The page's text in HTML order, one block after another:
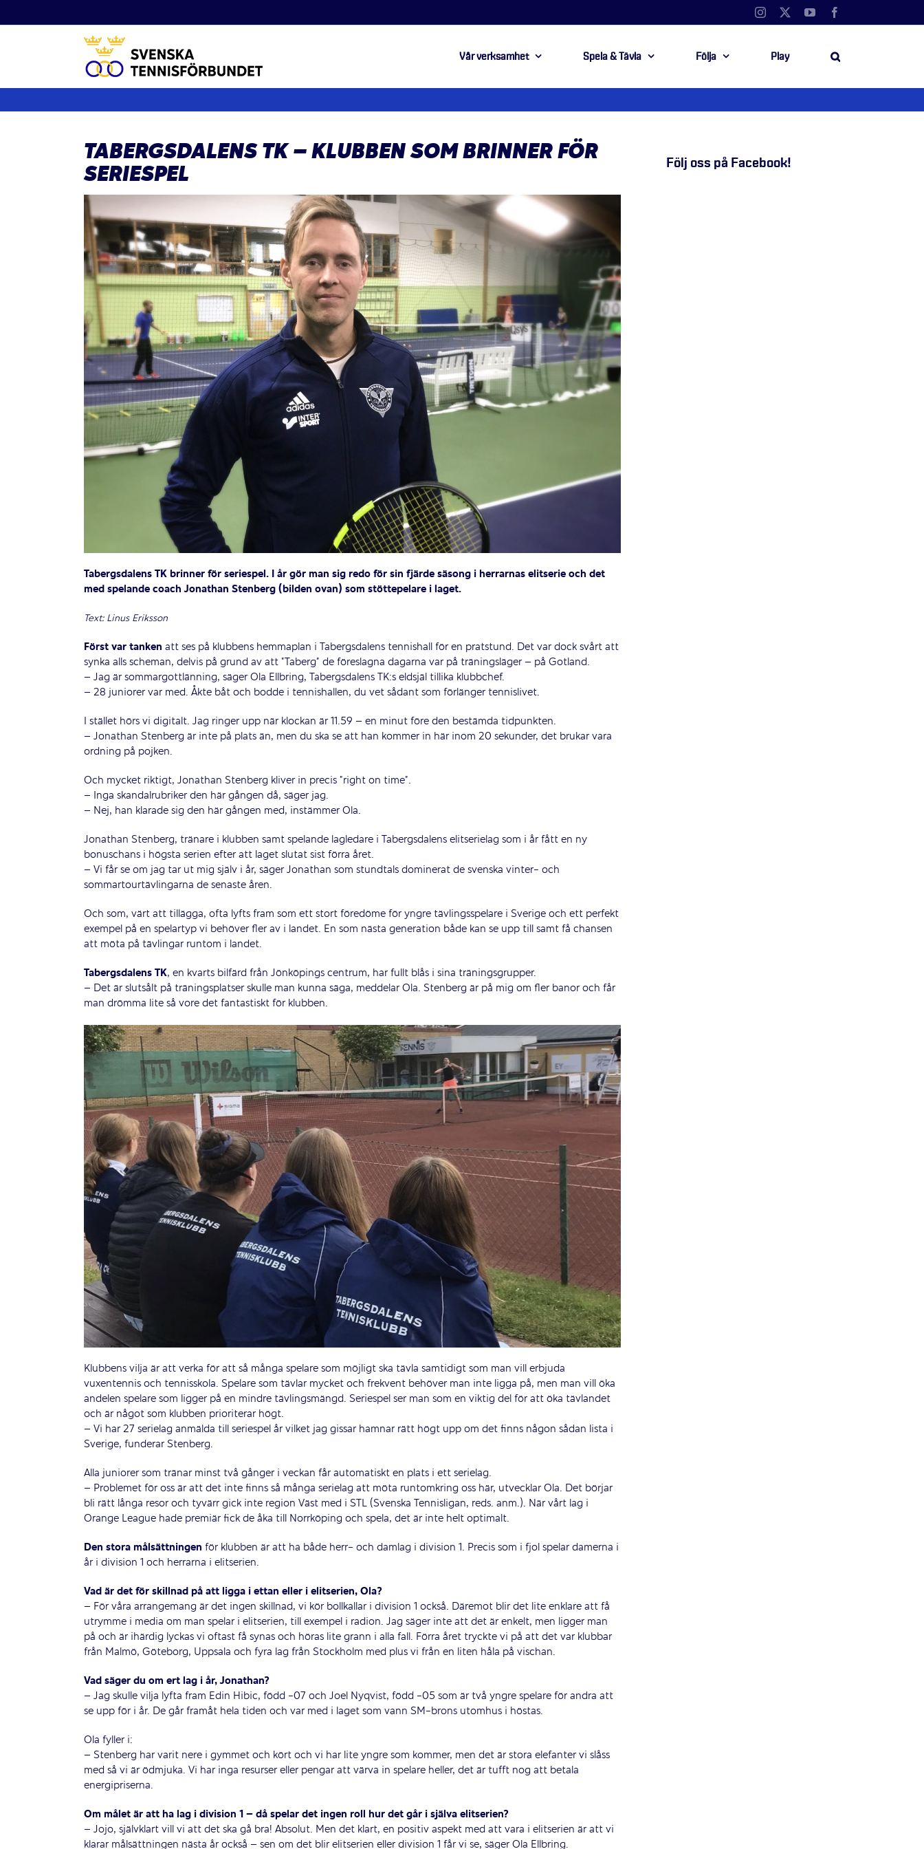
till
Instagram YouTube
Vår verksamhet Spela & Tävla Följa Play
TABERGSDALENS TK – KLUBBEN SOM BRINNER FÖR
SERIESPEL
Tabergsdalens TK brinner för seriespel. I år gör man sig redo för sin fjärde säsong i herrarnas elitserie och det
med spelande coach Jonathan Stenberg (bilden ovan) som stöttepelare i laget.
Text: Linus Eriksson
Först var tanken att ses på klubbens hemmaplan i Tabergsdalens tennishall för en pratstund. Det var dock svårt att
synka alls scheman, delvis på grund av att ”Taberg” de föreslagna dagarna var på träningsläger – på Gotland.
– Jag är sommargottlänning, säger Ola Ellbring, Tabergsdalens TK:s eldsjäl tillika klubbchef.
– 28 juniorer var med. Åkte båt och bodde i tennishallen, du vet sådant som förlänger tennislivet.
I stället hörs vi digitalt. Jag ringer upp när klockan är 11.59 – en minut före den bestämda tidpunkten.
– Jonathan Stenberg är inte på plats än, men du ska se att han kommer in här inom 20 sekunder, det brukar vara
ordning på pojken.
Och mycket riktigt, Jonathan Stenberg kliver in precis ”right on time”.
– Inga skandalrubriker den här gången då, säger jag.
– Nej, han klarade sig den här gången med, instämmer Ola.
Jonathan Stenberg, tränare i klubben samt spelande lagledare i Tabergsdalens elitserielag som i år fått en ny
bonuschans i högsta serien efter att laget slutat sist förra året.
– Vi får se om jag tar ut mig själv i år, säger Jonathan som stundtals dominerat de svenska vinter- och
sommartourtävlingarna de senaste åren.
Och som, värt att tillägga, ofta lyfts fram som ett stort föredöme för yngre tävlingsspelare i Sverige och ett perfekt
exempel på en spelartyp vi behöver fler av i landet. En som nästa generation både kan se upp till samt få chansen
att möta på tävlingar runtom i landet.
Tabergsdalens TK, en kvarts bilfärd från Jönköpings centrum, har fullt blås i sina träningsgrupper.
– Det är slutsålt på träningsplatser skulle man kunna säga, meddelar Ola. Stenberg är på mig om fler banor och får
man drömma lite så vore det fantastiskt för klubben.
Klubbens vilja är att verka för att så många spelare som möjligt ska tävla samtidigt som man vill erbjuda
vuxentennis och tennisskola. Spelare som tävlar mycket och frekvent behöver man inte ligga på, men man vill öka
andelen spelare som ligger på en mindre tävlingsmängd. Seriespel ser man som en viktig del för att öka tävlandet
och är något som klubben prioriterar högt.
– Vi har 27 serielag anmälda till seriespel år vilket jag gissar hamnar rätt högt upp om det finns någon sådan lista i
Sverige, funderar Stenberg.
Alla juniorer som tränar minst två gånger i veckan får automatiskt en plats i ett serielag.
– Problemet för oss är att det inte finns så många serielag att möta runtomkring oss här, utvecklar Ola. Det börjar
bli rätt långa resor och tyvärr gick inte region Väst med i STL (Svenska Tennisligan, reds. anm.). När vårt lag i
Orange League hade premiär fick de åka till Norrköping och spela, det är inte helt optimalt.
Den stora målsättningen för klubben är att ha både herr- och damlag i division 1. Precis som i fjol spelar damerna i
år i division 1 och herrarna i elitserien.
Vad är det för skillnad på att ligga i ettan eller i elitserien, Ola?
– För våra arrangemang är det ingen skillnad, vi kör bollkallar i division 1 också. Däremot blir det lite enklare att få
utrymme i media om man spelar i elitserien, till exempel i radion. Jag säger inte att det är enkelt, men ligger man
på och är ihärdig lyckas vi oftast få synas och höras lite grann i alla fall. Förra året tryckte vi på att det var klubbar
från Malmö, Göteborg, Uppsala och fyra lag från Stockholm med plus vi från en liten håla på vischan.
Vad säger du om ert lag i år, Jonathan?
– Jag skulle vilja lyfta fram Edin Hibic, född -07 och Joel Nyqvist, född -05 som är två yngre spelare för andra att
se upp för i år. De går framåt hela tiden och var med i laget som vann SM-brons utomhus i höstas.
Ola fyller i:
– Stenberg har varit nere i gymmet och kört och vi har lite yngre som kommer, men det är stora elefanter vi slåss
med så vi är ödmjuka. Vi har inga resurser eller pengar att värva in spelare heller, det är tufft nog att betala
energipriserna.
Om målet är att ha lag i division 1 – då spelar det ingen roll hur det går i själva elitserien?
– Jojo, självklart vill vi att det ska gå bra! Absolut. Men det klart, en positiv aspekt med att vara i elitserien är att vi
klarar målsättningen nästa år också – sen om det blir elitserien eller division 1 får vi se, säger Ola Ellbring.
Följ oss på Facebook!